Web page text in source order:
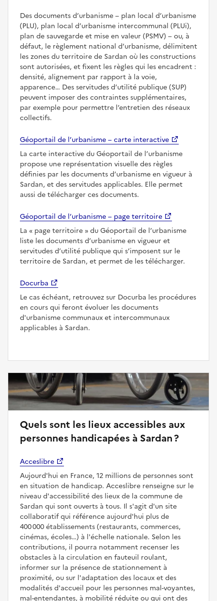
Des documents d’urbanisme – plan local d’urbanisme
(PLU), plan local d’urbanisme intercommunal (PLUi),
plan de sauvegarde et mise en valeur (PSMV) – ou, à
défaut, le règlement national d’urbanisme, délimitent
les zones du territoire de Sardan où les constructions
sont autorisées, et fixent les règles qui les encadrent :
densité, alignement par rapport à la voie,
apparence… Des servitudes d’utilité publique (SUP)
peuvent imposer des contraintes supplémentaires,
par exemple pour permettre l’entretien des réseaux
collectifs.
Géoportail de l’urbanisme – carte interactive
La carte interactive du Géoportail de l’urbanisme
propose une représentation visuelle des règles
définies par les documents d’urbanisme en vigueur à
Sardan, et des servitudes applicables. Elle permet
aussi de télécharger ces documents.
Géoportail de l’urbanisme – page territoire
La
page territoire
du Géoportail de l’urbanisme
liste les documents d’urbanisme en vigueur et
servitudes d’utilité publique qui s’imposent sur le
territoire de Sardan, et permet de les télécharger.
Docurba
Le cas échéant, retrouvez sur Docurba les procédures
en cours qui feront évoluer les documents
d'urbanisme communaux et intercommunaux
applicables à Sardan.
Quels sont les lieux accessibles aux
personnes handicapées à Sardan ?
Acceslibre
Aujourd'hui en France, 12 millions de personnes sont
en situation de handicap. Acceslibre renseigne sur le
niveau d'accessibilité des lieux de la commune de
Sardan qui sont ouverts à tous. Il s'agit d'un site
collaboratif qui référence aujourd'hui plus de
400 000 établissements (restaurants, commerces,
cinémas, écoles…) à l'échelle nationale. Selon les
contributions, il pourra notamment recenser les
obstacles à la circulation en fauteuil roulant,
informer sur la présence de stationnement à
proximité, ou sur l'adaptation des locaux et des
modalités d'accueil pour les personnes mal-voyantes,
mal-entendantes, à mobilité réduite ou qui ont des